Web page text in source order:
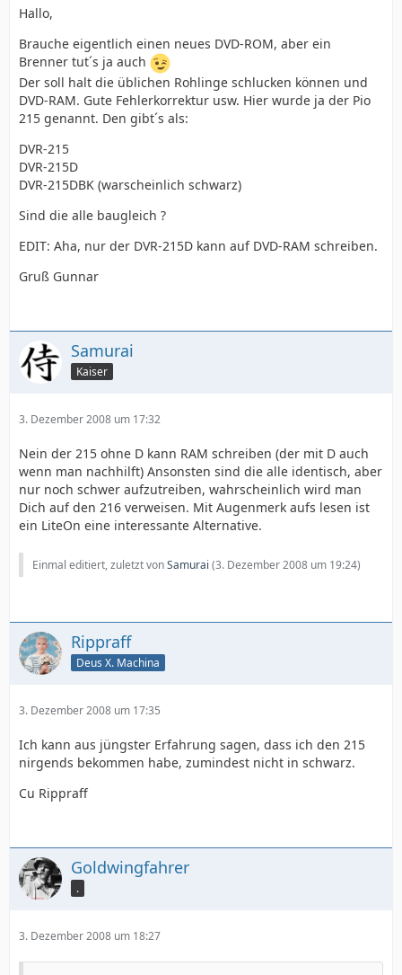
Hallo,
Brauche eigentlich einen neues DVD-ROM, aber ein
Brenner tut´s ja auch
Der soll halt die üblichen Rohlinge schlucken können und
DVD-RAM. Gute Fehlerkorrektur usw. Hier wurde ja der Pio
215 genannt. Den gibt´s als:
DVR-215
DVR-215D
DVR-215DBK (warscheinlich schwarz)
Sind die alle baugleich ?
EDIT: Aha, nur der DVR-215D kann auf DVD-RAM schreiben.
Gruß Gunnar
Samurai
Kaiser
3. Dezember 2008 um 17:32
Nein der 215 ohne D kann RAM schreiben (der mit D auch
wenn man nachhilft) Ansonsten sind die alle identisch, aber
nur noch schwer aufzutreiben, wahrscheinlich wird man
Dich auf den 216 verweisen. Mit Augenmerk aufs lesen ist
ein LiteOn eine interessante Alternative.
Einmal editiert, zuletzt vonSamurai (3. Dezember 2008 um 19:24)
Rippraff
Deus X. Machina
3. Dezember 2008 um 17:35
Ich kann aus jüngster Erfahrung sagen, dass ich den 215
nirgends bekommen habe, zumindest nicht in schwarz.
Cu Rippraff
Goldwingfahrer
.
3. Dezember 2008 um 18:27